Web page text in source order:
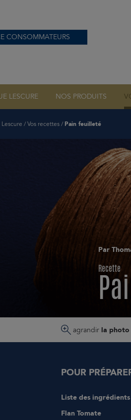
CONSOMMATEURS
LESCURE NOS PRODUITS
Lescure / Vos recettes / Pain feuilleté
Par
Recette
agrandir la photo
POUR
Liste des ingrédients
Flan Tomate